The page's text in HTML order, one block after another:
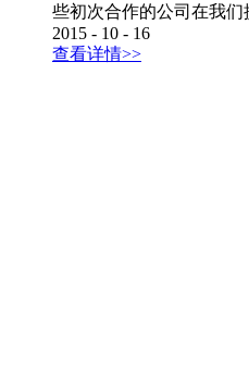
些初次合作的公司在我
2015 - 10 - 16
查看详情>>